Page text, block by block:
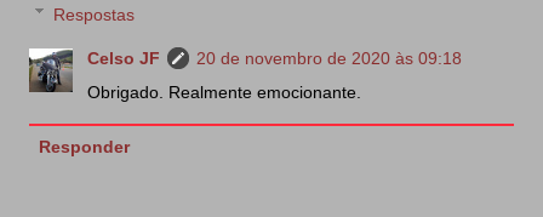
Respostas
Celso JF
20 de novembro de 2020 às 09:18
Obrigado. Realmente emocionante.
Responder